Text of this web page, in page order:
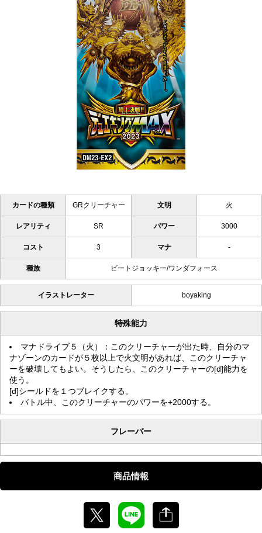
カードの種類 GRクリーチャー 文明 火
レアリティ SR パワー 3000
コスト 3 マナ -
種族 ビートジョッキー/ワンダフォース
イラストレーター boyaking
特殊能力
マナドライブ５（火）：このクリーチャーが出た時、自分のマ
ナゾーンのカードが５枚以上で火文明があれば、このクリーチャ
ーを破壊してもよい。そうしたら、このクリーチャーの[d]能力を
使う。
[d]シールドを１つブレイクする。
バトル中、このクリーチャーのパワーを+2000する。
フレーバー
商品情報